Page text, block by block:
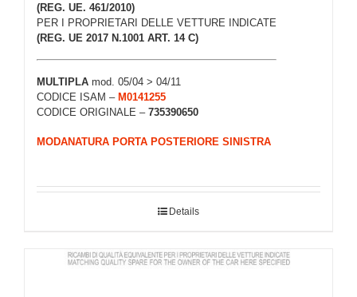
(REG. UE. 461/2010)
PER I PROPRIETARI DELLE VETTURE INDICATE
(REG. UE 2017 N.1001 ART. 14 C)
MULTIPLA mod. 05/04 > 04/11
CODICE ISAM – M0141255
CODICE ORIGINALE – 735390650
MODANATURA PORTA POSTERIORE SINISTRA
Details